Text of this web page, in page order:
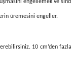
engellemek ve
üremesini engeller.
10 cm’den